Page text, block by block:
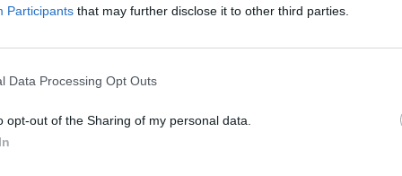
Participants that may further disclose it to other third parties.
Data Processing Opt Outs
opt-out of the Sharing of my personal data.
Aufgrund der aktuellen Lage, die durch das Coronavirus
der Bundesrat für eine Pflicht des Klarnamens für Gamer
werden TOP 1 bis 5, 12, 14, 16, 21:#Corona